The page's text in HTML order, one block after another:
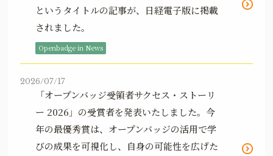
というタイトルの記事が、日経電子版に掲載
されました。
Openbadge in News
2026/07/17
「オープンバッジ受領者サクセス・ストーリ
ー 2026」の受賞者を発表いたしました。今
年の最優秀賞は、オープンバッジの活用で学
びの成果を可視化し、自身の可能性を広げた